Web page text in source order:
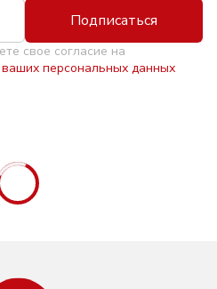
Подписаться
свое согласие на
персональных данных